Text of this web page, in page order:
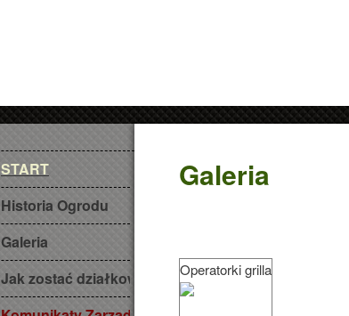
START
Historia Ogrodu
Galeria
Jak zostać działkowcem ? Przydatne informacje.
Galeria
Operatorki grilla